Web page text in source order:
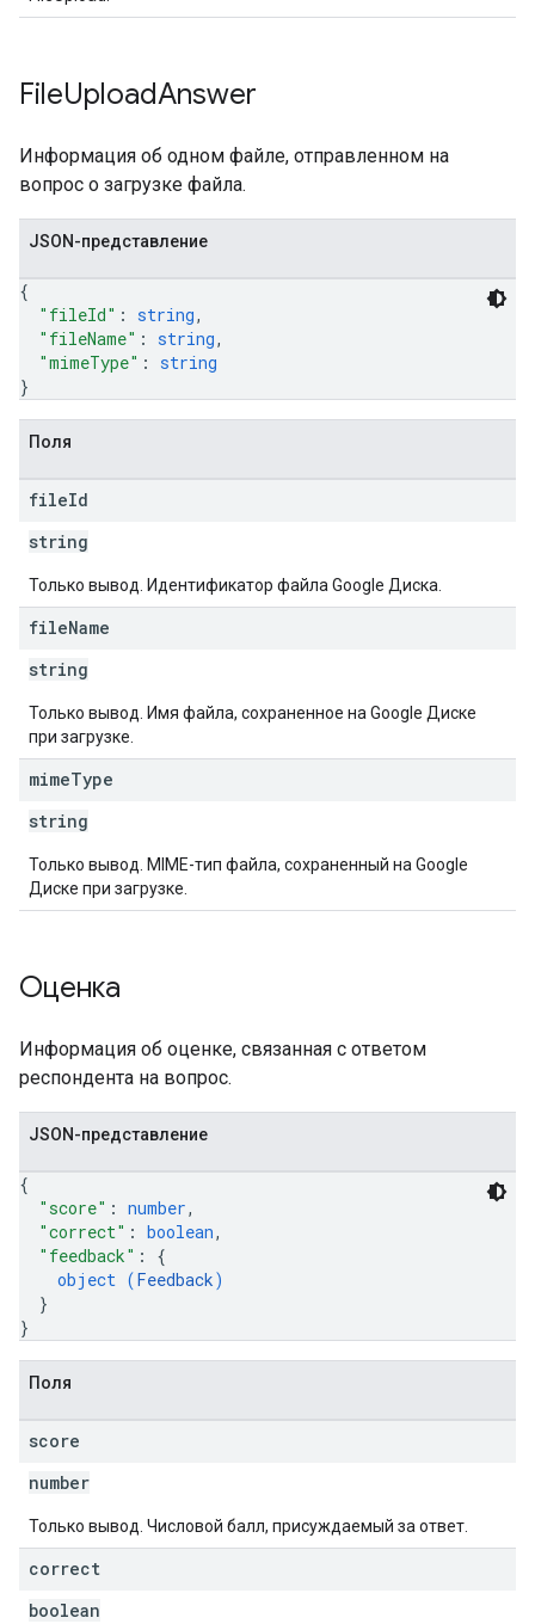
FileUploadAnswer
Информация об одном файле, отправленном на
вопрос о загрузке файла.
JSON-представление
{
"fileId" : string,
"fileName" : string,
"mimeType" : string
}
Поля
fileId
string
Только вывод. Идентификатор файла Google Диска.
fileName
string
Только вывод. Имя файла, сохраненное на Google Диске
при загрузке.
mimeType
string
Только вывод. MIME-тип файла, сохраненный на Google
Диске при загрузке.
Оценка
Информация об оценке, связанная с ответом
респондента на вопрос.
JSON-представление
{
"score" : number,
"correct" : boolean,
"feedback" : {
object (Feedback)
}
}
Поля
score
number
Только вывод. Числовой балл, присуждаемый за ответ.
correct
boolean